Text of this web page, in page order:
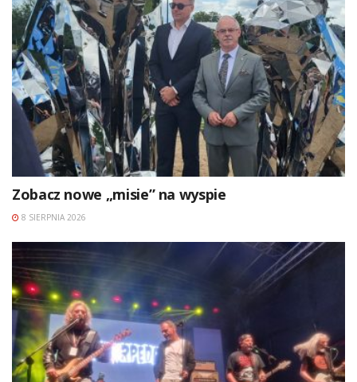
Zobacz nowe „misie” na wyspie
8 SIERPNIA 2026